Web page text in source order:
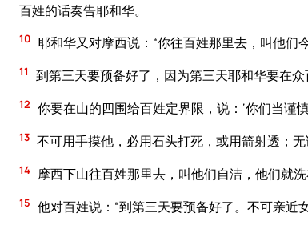
百姓的话奏告耶和华。
10 耶和华又对摩西说：“你往百姓那里去，叫他们
11 到第三天要预备好了，因为第三天耶和华要在众
12 你要在山的四围给百姓定界限，说：‘你们当谨
13 不可用手摸他，必用石头打死，或用箭射透；
14 摩西下山往百姓那里去，叫他们自洁，他们就洗
15 他对百姓说：“到第三天要预备好了。不可亲近